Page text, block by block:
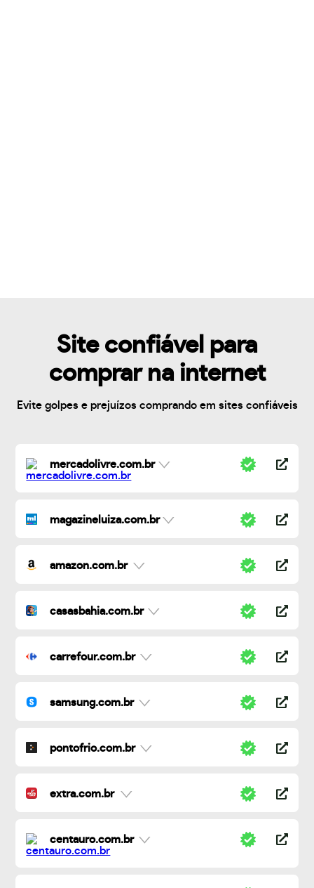
Site confiável para
comprar na internet
Evite golpes e prejuízos comprando em sites confiáveis
mercadolivre.com.br
magazineluiza.com.br
amazon.com.br
casasbahia.com.br
carrefour.com.br
samsung.com.br
pontofrio.com.br
extra.com.br
centauro.com.br